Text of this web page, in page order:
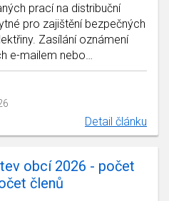
prací na distribuční
pro zajištění bezpečných
Zasílání oznámení
e-mailem nebo…
Detail článku
obcí 2026 - počet
členů